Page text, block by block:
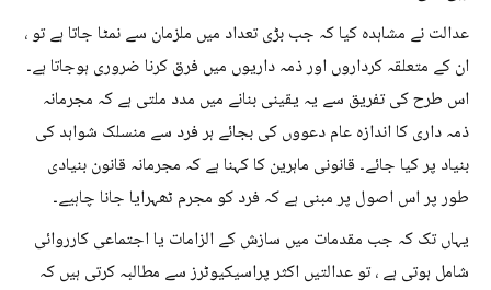
عدالت نے مشاہدہ کیا کہ جب بڑی تعداد میں ملزمان سے نمٹا جاتا ہے تو ،
ان کے متعلقہ کرداروں اور ذمہ داریوں میں فرق کرنا ضروری ہوجاتا ہے۔
اس طرح کی تفریق سے یہ یقینی بنانے میں مدد ملتی ہے کہ مجرمانہ
ذمہ داری کا اندازہ عام دعووں کی بجائے ہر فرد سے منسلک شواہد کی
بنیاد پر کیا جائے۔ قانونی ماہرین کا کہنا ہے کہ مجرمانہ قانون بنیادی
طور پر اس اصول پر مبنی ہے کہ فرد کو مجرم ٹھہرایا جانا چاہیے۔
یہاں تک کہ جب مقدمات میں سازش کے الزامات یا اجتماعی کارروائی
شامل ہوتی ہے ، تو عدالتیں اکثر پراسیکیوٹرز سے مطالبہ کرتی ہیں کہ